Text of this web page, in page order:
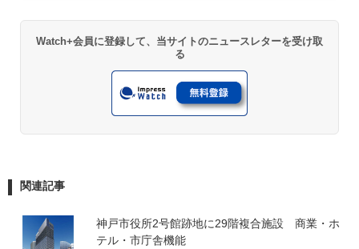
Watch+会員に登録して、当サイトのニュースレターを受け取
る
関連記事
神戸市役所2号館跡地に29階複合施設　商業・ホ
テル・市庁舎機能